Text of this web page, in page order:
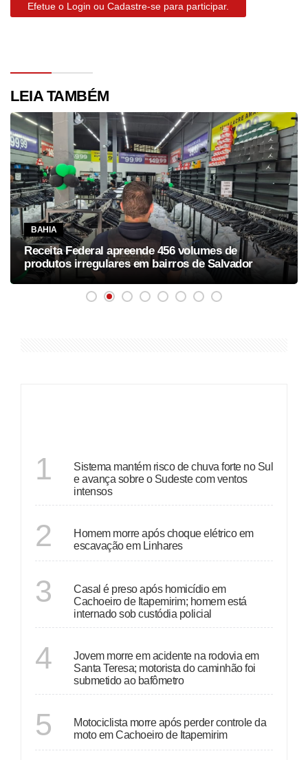
Efetue o Login ou Cadastre-se para participar.
LEIA TAMBÉM
BAHIA
Receita Federal apreende 456 volumes de
produtos irregulares em bairros de Salvador
1
Sistema mantém risco de chuva forte no Sul
e avança sobre o Sudeste com ventos
intensos
2
Homem morre após choque elétrico em
escavação em Linhares
3
Casal é preso após homicídio em
Cachoeiro de Itapemirim; homem está
internado sob custódia policial
4
Jovem morre em acidente na rodovia em
Santa Teresa; motorista do caminhão foi
submetido ao bafômetro
5
Motociclista morre após perder controle da
moto em Cachoeiro de Itapemirim